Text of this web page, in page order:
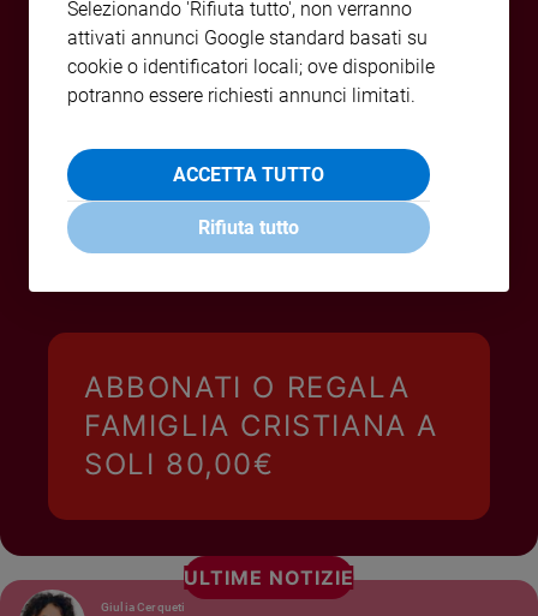
Riflessioni
Video
Podcast
Contatti
ABBONATI O REGALA
FAMIGLIA CRISTIANA A
SOLI 80,00€
ULTIME NOTIZIE
Giulia Cerqueti
Selezionando 'Rifiuta tutto', non verranno
attivati annunci Google standard basati su
cookie o identificatori locali; ove disponibile
potranno essere richiesti annunci limitati.
ACCETTA TUTTO
Rifiuta tutto